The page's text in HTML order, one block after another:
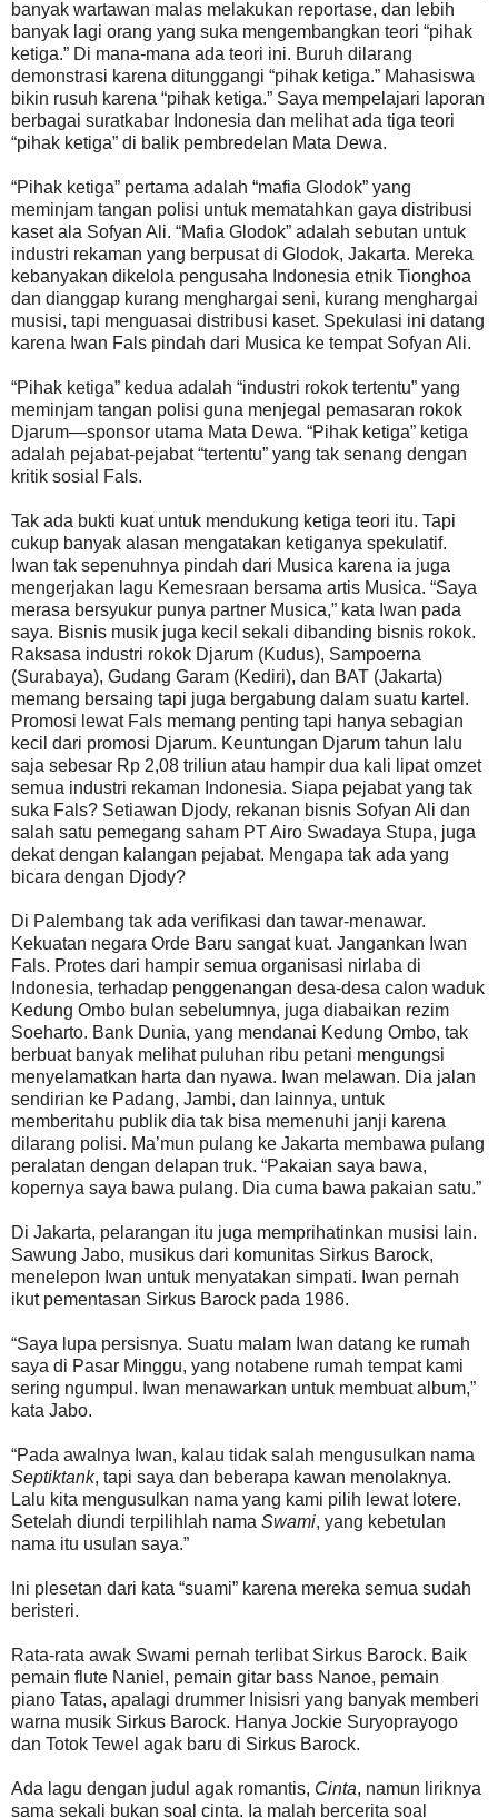
banyak wartawan malas melakukan reportase, dan lebih
banyak lagi orang yang suka mengembangkan teori “pihak
ketiga.” Di mana-mana ada teori ini. Buruh dilarang
demonstrasi karena ditunggangi “pihak ketiga.” Mahasiswa
bikin rusuh karena “pihak ketiga.” Saya mempelajari laporan
berbagai suratkabar Indonesia dan melihat ada tiga teori
“pihak ketiga” di balik pembredelan Mata Dewa.
“Pihak ketiga” pertama adalah “mafia Glodok” yang
meminjam tangan polisi untuk mematahkan gaya distribusi
kaset ala Sofyan Ali. “Mafia Glodok” adalah sebutan untuk
industri rekaman yang berpusat di Glodok, Jakarta. Mereka
kebanyakan dikelola pengusaha Indonesia etnik Tionghoa
dan dianggap kurang menghargai seni, kurang menghargai
musisi, tapi menguasai distribusi kaset. Spekulasi ini datang
karena Iwan Fals pindah dari Musica ke tempat Sofyan Ali.
“Pihak ketiga” kedua adalah “industri rokok tertentu” yang
meminjam tangan polisi guna menjegal pemasaran rokok
Djarum—sponsor utama Mata Dewa. “Pihak ketiga” ketiga
adalah pejabat-pejabat “tertentu” yang tak senang dengan
kritik sosial Fals.
Tak ada bukti kuat untuk mendukung ketiga teori itu. Tapi
cukup banyak alasan mengatakan ketiganya spekulatif.
Iwan tak sepenuhnya pindah dari Musica karena ia juga
mengerjakan lagu Kemesraan bersama artis Musica. “Saya
merasa bersyukur punya partner Musica,” kata Iwan pada
saya. Bisnis musik juga kecil sekali dibanding bisnis rokok.
Raksasa industri rokok Djarum (Kudus), Sampoerna
(Surabaya), Gudang Garam (Kediri), dan BAT (Jakarta)
memang bersaing tapi juga bergabung dalam suatu kartel.
Promosi lewat Fals memang penting tapi hanya sebagian
kecil dari promosi Djarum. Keuntungan Djarum tahun lalu
saja sebesar Rp 2,08 triliun atau hampir dua kali lipat omzet
semua industri rekaman Indonesia. Siapa pejabat yang tak
suka Fals? Setiawan Djody, rekanan bisnis Sofyan Ali dan
salah satu pemegang saham PT Airo Swadaya Stupa, juga
dekat dengan kalangan pejabat. Mengapa tak ada yang
bicara dengan Djody?
Di Palembang tak ada verifikasi dan tawar-menawar.
Kekuatan negara Orde Baru sangat kuat. Jangankan Iwan
Fals. Protes dari hampir semua organisasi nirlaba di
Indonesia, terhadap penggenangan desa-desa calon waduk
Kedung Ombo bulan sebelumnya, juga diabaikan rezim
Soeharto. Bank Dunia, yang mendanai Kedung Ombo, tak
berbuat banyak melihat puluhan ribu petani mengungsi
menyelamatkan harta dan nyawa. Iwan melawan. Dia jalan
sendirian ke Padang, Jambi, dan lainnya, untuk
memberitahu publik dia tak bisa memenuhi janji karena
dilarang polisi. Ma’mun pulang ke Jakarta membawa pulang
peralatan dengan delapan truk. “Pakaian saya bawa,
kopernya saya bawa pulang. Dia cuma bawa pakaian satu.”
Di Jakarta, pelarangan itu juga memprihatinkan musisi lain.
Sawung Jabo, musikus dari komunitas Sirkus Barock,
menelepon Iwan untuk menyatakan simpati. Iwan pernah
ikut pementasan Sirkus Barock pada 1986.
“Saya lupa persisnya. Suatu malam Iwan datang ke rumah
saya di Pasar Minggu, yang notabene rumah tempat kami
sering ngumpul. Iwan menawarkan untuk membuat album,”
kata Jabo.
“Pada awalnya Iwan, kalau tidak salah mengusulkan nama
Septiktank, tapi saya dan beberapa kawan menolaknya.
Lalu kita mengusulkan nama yang kami pilih lewat lotere.
Setelah diundi terpilihlah nama Swami, yang kebetulan
nama itu usulan saya.”
Ini plesetan dari kata “suami” karena mereka semua sudah
beristeri.
Rata-rata awak Swami pernah terlibat Sirkus Barock. Baik
pemain flute Naniel, pemain gitar bass Nanoe, pemain
piano Tatas, apalagi drummer Inisisri yang banyak memberi
warna musik Sirkus Barock. Hanya Jockie Suryoprayogo
dan Totok Tewel agak baru di Sirkus Barock.
Ada lagu dengan judul agak romantis, Cinta, namun liriknya
sama sekali bukan soal cinta. Ia malah bercerita soal